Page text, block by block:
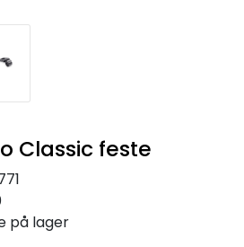
Classic feste
på lager